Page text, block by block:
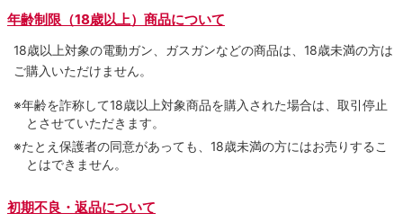
年齢制限（18歳以上）商品について
18歳以上対象の電動ガン、ガスガンなどの商品は、18歳未満の方は
ご購入いただけません。
※年齢を詐称して18歳以上対象商品を購入された場合は、取引停止
とさせていただきます。
※たとえ保護者の同意があっても、18歳未満の方にはお売りするこ
とはできません。
初期不良・返品について